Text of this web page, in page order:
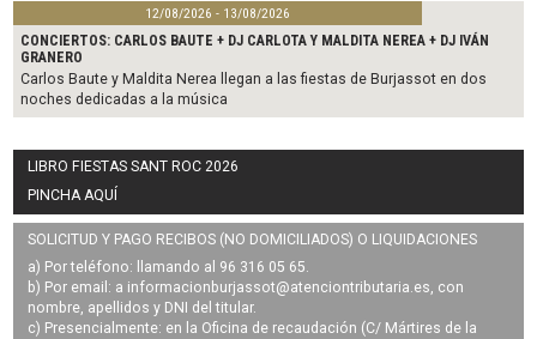
12/08/2026 - 13/08/2026
CONCIERTOS: CARLOS BAUTE + DJ CARLOTA Y MALDITA NEREA + DJ IVÁN
GRANERO
Carlos Baute y Maldita Nerea llegan a las fiestas de Burjassot en dos
noches dedicadas a la música
LIBRO FIESTAS SANT ROC 2026
PINCHA AQUÍ
SOLICITUD Y PAGO RECIBOS (NO DOMICILIADOS) O LIQUIDACIONES
a) Por teléfono: llamando al 96 316 05 65.
b) Por email: a informacionburjassot@atenciontributaria.es, con
nombre, apellidos y DNI del titular.
c) Presencialmente: en la Oficina de recaudación (C/ Mártires de la